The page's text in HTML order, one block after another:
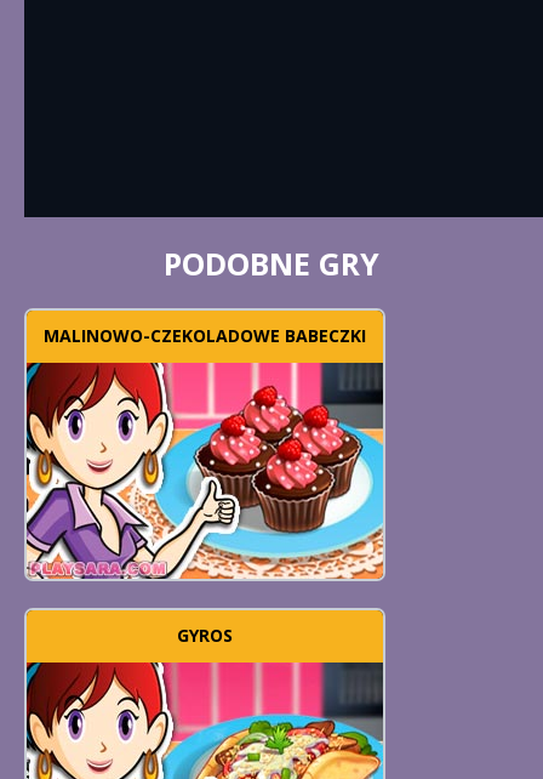
PODOBNE GRY
MALINOWO-CZEKOLADOWE BABECZKI
GYROS